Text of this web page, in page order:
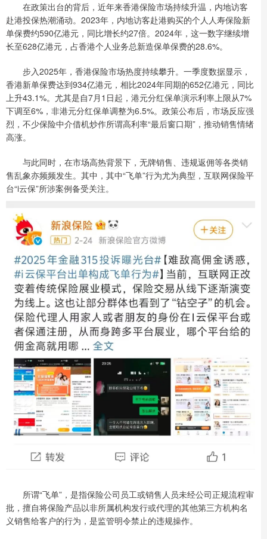
在政策出台的背后，近年来香港保险市场持续升温，内地访客
赴港投保热潮涌动。2023年，内地访客赴港购买的个人人寿保险新
单保费约590亿港元，同比增长约27倍。2024年，这一数字继续增
长至628亿港元，占香港个人业务总新造保单保费的28.6%。
步入2025年，香港保险市场热度持续攀升。一季度数据显示，
香港新单保费达到934亿港元，相比2024年同期的652亿港元，同比
上升43.1%。尤其是自7月1日起，港元分红保单演示利率上限从7%
下调至6%，非港元分红保单调整为6.5%。政策公布后，市场反应强
烈，不少保险中介借机炒作所谓高利率“最后窗口期”，推动销售情绪
高涨。
与此同时，在市场高热背景下，无牌销售、违规返佣等各类销
售乱象亦频频发生。其中，其中“飞单”行为尤为典型，互联网保险平
台“i云保”所涉案例备受关注。
所谓“飞单”，是指保险公司员工或销售人员未经公司正规流程审
批，擅自将保险产品以非所属机构发行或代理的其他第三方机构名
义销售给客户的行为，是监管明令禁止的违规操作。